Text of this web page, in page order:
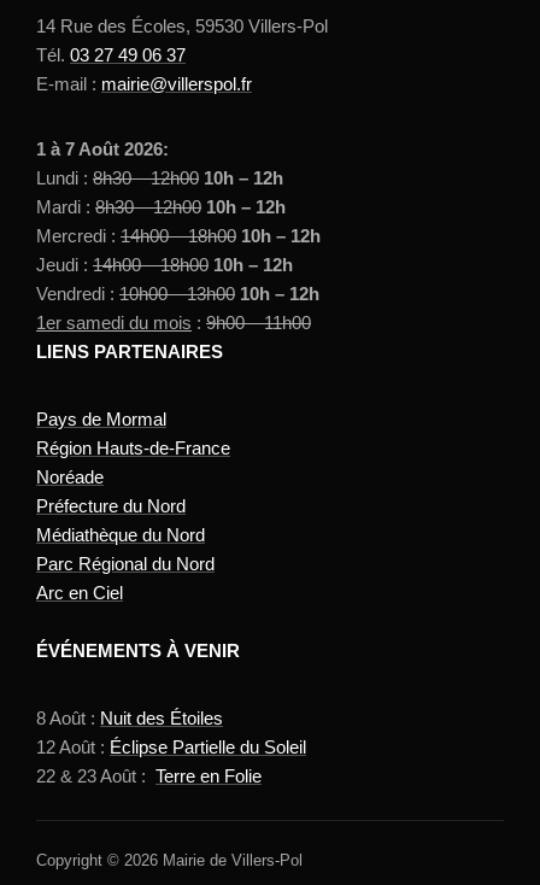
14 Rue des Écoles, 59530 Villers-Pol
Tél. 03 27 49 06 37
E-mail : mairie@villerspol.fr
1 à 7 Août 2026:
Lundi : 8h30 – 12h00 10h – 12h
Mardi : 8h30 – 12h00 10h – 12h
Mercredi : 14h00 – 18h00 10h – 12h
Jeudi : 14h00 – 18h00 10h – 12h
Vendredi : 10h00 – 13h00 10h – 12h
1er samedi du mois : 9h00 – 11h00
LIENS PARTENAIRES
Pays de Mormal
Région Hauts-de-France
Noréade
Préfecture du Nord
Médiathèque du Nord
Parc Régional du Nord
Arc en Ciel
ÉVÉNEMENTS À VENIR
8 Août : Nuit des Étoiles
12 Août : Éclipse Partielle du Soleil
22 & 23 Août : Terre en Folie
Copyright © 2026 Mairie de Villers-Pol